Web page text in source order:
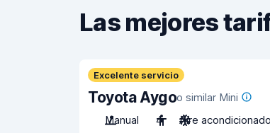
Las mejores
Excelente servicio
Toyota Aygoo similar Mini
Manual
4 Aire acondicionado